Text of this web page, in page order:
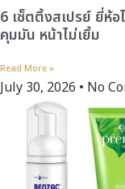
6 เซ็ตติ้งสเปรย์ ยี่ห้
คุมมัน หน้าไม่เยิ้ม
Read More »
July 30, 2026 No